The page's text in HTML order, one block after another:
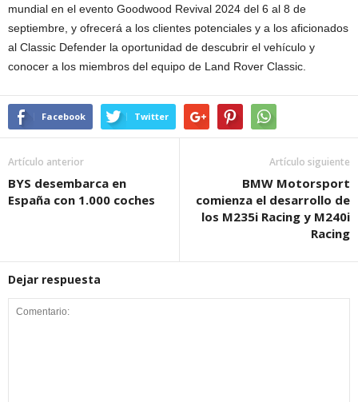
mundial en el evento Goodwood Revival 2024 del 6 al 8 de
septiembre, y ofrecerá a los clientes potenciales y a los aficionados
al Classic Defender la oportunidad de descubrir el vehículo y
conocer a los miembros del equipo de Land Rover Classic.
Facebook Twitter
Artículo anterior
BYS desembarca en
España con 1.000 coches
Artículo siguiente
BMW Motorsport
comienza el desarrollo de
los M235i Racing y M240i
Racing
Dejar respuesta